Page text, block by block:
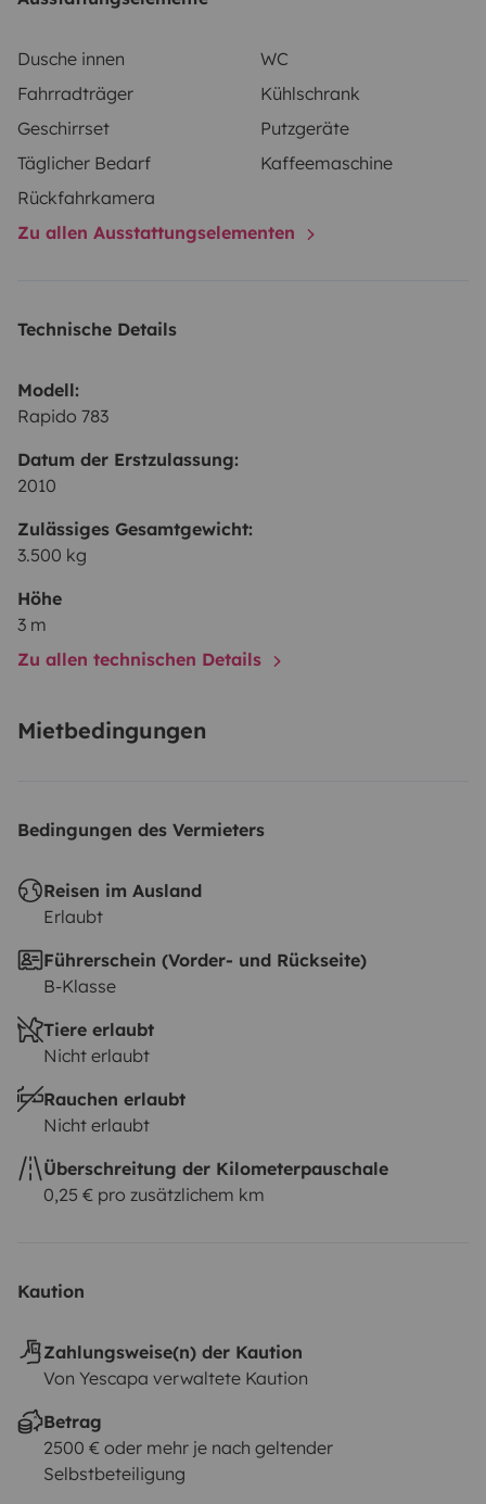
Dusche innen
WC
Fahrradträger
Kühlschrank
Geschirrset
Putzgeräte
Täglicher Bedarf
Kaffeemaschine
Rückfahrkamera
Zu allen Ausstattungselementen
Technische Details
Modell:
Rapido 783
Datum der Erstzulassung:
2010
Zulässiges Gesamtgewicht:
3.500 kg
Höhe
3 m
Zu allen technischen Details
Mietbedingungen
Bedingungen des Vermieters
Reisen im Ausland
Erlaubt
Führerschein (Vorder- und Rückseite)
B-Klasse
Tiere erlaubt
Nicht erlaubt
Rauchen erlaubt
Nicht erlaubt
Überschreitung der Kilometerpauschale
0,25 € pro zusätzlichem km
Kaution
Zahlungsweise(n) der Kaution
Von Yescapa verwaltete Kaution
Betrag
2500 € oder mehr je nach geltender
Selbstbeteiligung